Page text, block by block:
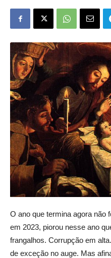
O ano que termina agora não
em 2023, piorou nesse ano
frangalhos. Corrupção em
de exceção no auge. Mas